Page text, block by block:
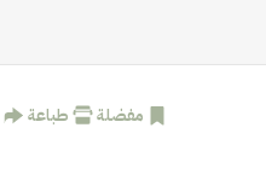
مفضلة طباعة